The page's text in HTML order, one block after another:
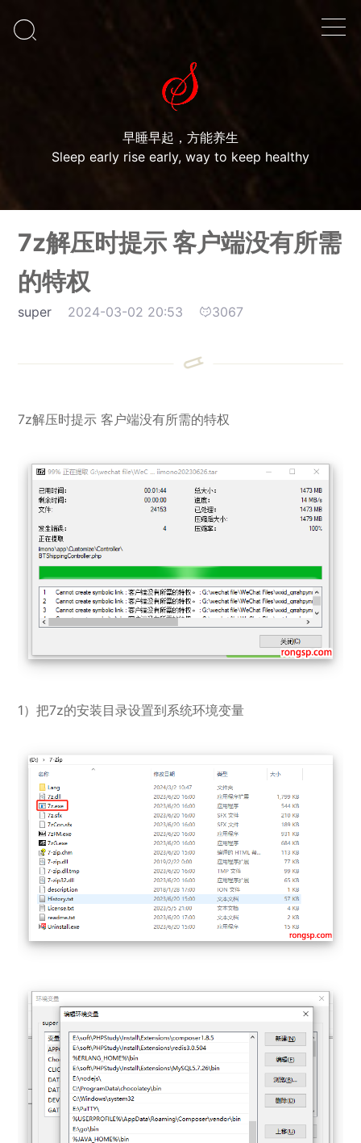

早睡早起，方能养生
Sleep early rise early, way to keep healthy
7z解压时提示 客户端没有所需
的特权
super 2024-03-02 20:53 3067
7z解压时提示 客户端没有所需的特权
1）把7z的安装目录设置到系统环境变量